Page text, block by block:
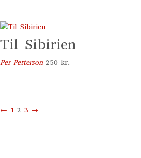
Til Sibirien
Per Petterson 250kr.
← 1 2 3 →